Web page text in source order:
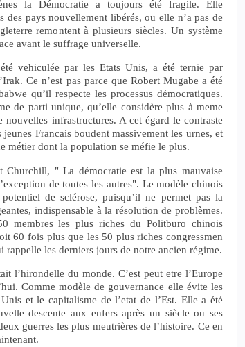
la Démocratie a toujours été fragile. Elle
des pays nouvellement libérés, ou elle n’a pas de
remontent à plusieurs siècles. Un système
avant le suffrage universelle.
vehiculée par les Etats Unis, a été ternie par
Ce n’est pas parce que Robert Mugabe a été
qu’il respecte les processus démocratiques.
de parti unique, qu’elle considère plus à meme
nouvelles infrastructures. A cet égard le contraste
Francais boudent massivement les urnes, et
métier dont la population se méfie le plus.
Churchill, " La démocratie est la plus mauvaise
de toutes les autres". Le modèle chinois
de sclérose, puisqu’il ne permet pas la
indispensable à la résolution de problèmes.
membres les plus riches du Politburo chinois
60 fois plus que les 50 plus riches congressmen
rappelle les derniers jours de notre ancien régime.
l’hirondelle du monde. C’est peut etre l’Europe
Comme modèle de gouvernance elle évite les
et le capitalisme de l’etat de l’Est. Elle a été
descente aux enfers après un siècle ou ses
guerres les plus meutrières de l’histoire. Ce en